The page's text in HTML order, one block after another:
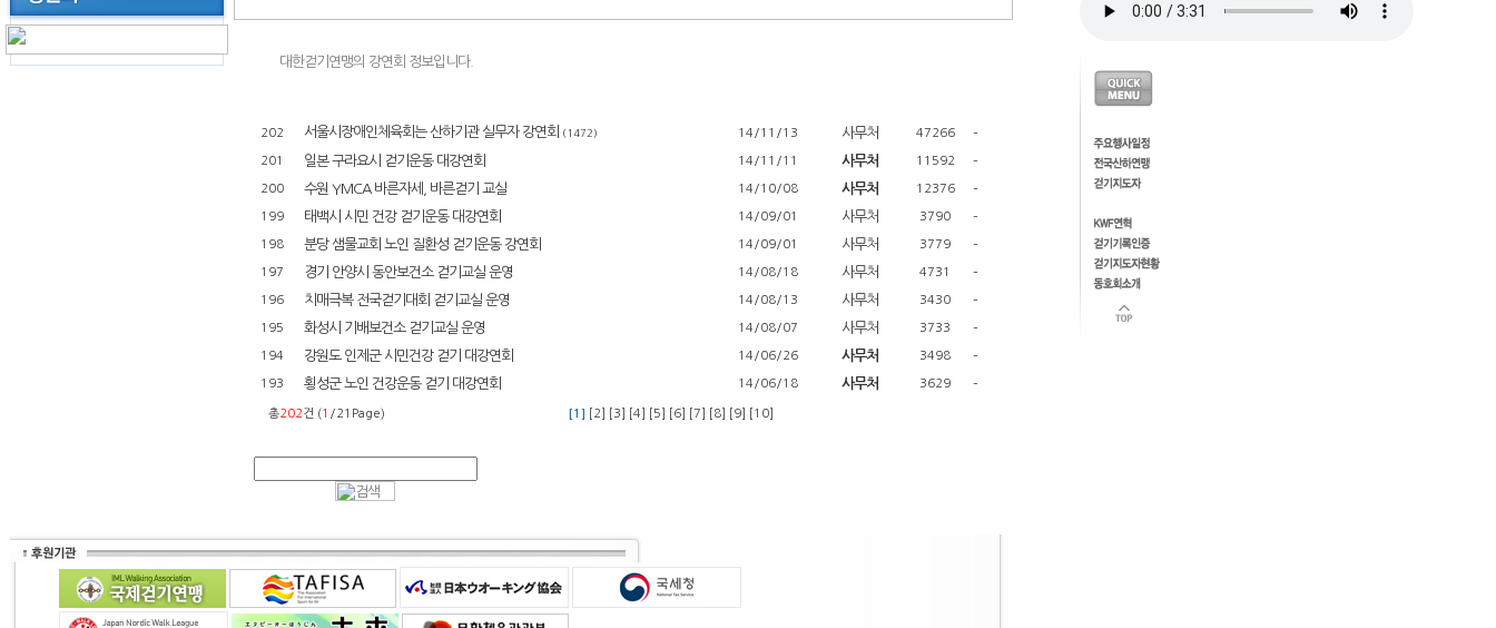
대한걷기연맹의 강연회 정보입니다.
202 서울시장애인체육회는 산하기관 실무자 강연회 (1472) 14/11/13 사무처 47266 -
201 일본 구라요시 걷기운동 대강연회 14/11/11 사무처 11592 -
200 수원 YMCA 바른자세, 바른걷기 교실 14/10/08 사무처 12376 -
199 태백시 시민 건강 걷기운동 대강연회 14/09/01 사무처 3790 -
198 분당 샘물교회 노인 질환성 걷기운동 강연회 14/09/01 사무처 3779 -
197 경기 안양시 동안보건소 걷기교실 운영 14/08/18 사무처 4731 -
196 치매극복 전국걷기대회 걷기교실 운영 14/08/13 사무처 3430 -
195 화성시 기배보건소 걷기교실 운영 14/08/07 사무처 3733 -
194 강원도 인제군 시민건강 걷기 대강연회 14/06/26 사무처 3498 -
193 횡성군 노인 건강운동 걷기 대강연회 14/06/18 사무처 3629 -
총202건 (1 /21Page) [1] [2] [3] [4] [5] [6] [7] [8] [9] [10]